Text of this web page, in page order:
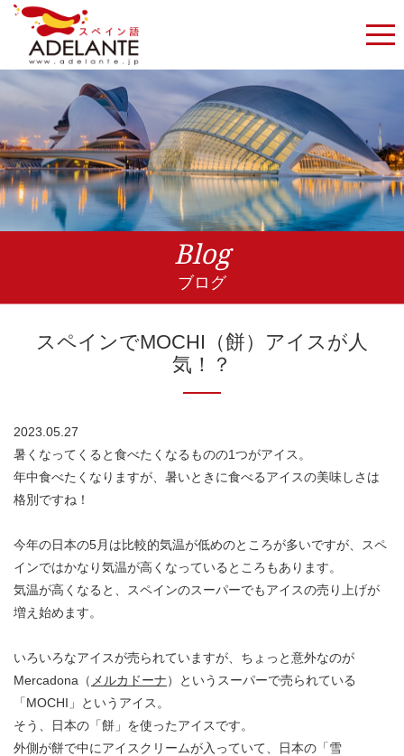
Blog
ブログ
スペインでMOCHI（餅）アイスが人
気！？
2023.05.27
暑くなってくると食べたくなるものの1つがアイス。
年中食べたくなりますが、暑いときに食べるアイスの美味しさは
格別ですね！
今年の日本の5月は比較的気温が低めのところが多いですが、スペ
インではかなり気温が高くなっているところもあります。
気温が高くなると、スペインのスーパーでもアイスの売り上げが
増え始めます。
いろいろなアイスが売られていますが、ちょっと意外なのが
Mercadona（ メルカドーナ）というスーパーで売られている
「MOCHI」というアイス。
そう、日本の「餅」を使ったアイスです。
外側が餅で中にアイスクリームが入っていて、日本の「雪